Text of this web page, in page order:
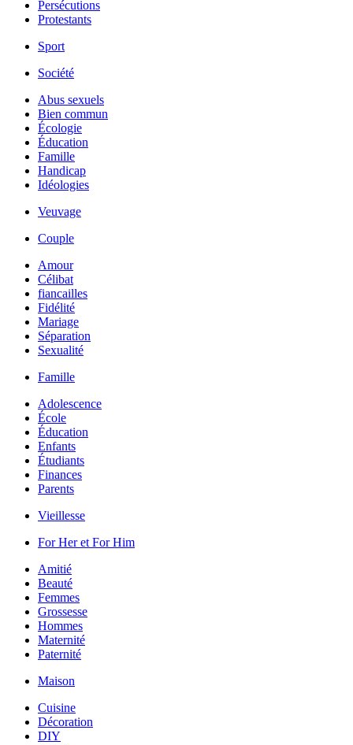
Persécutions
Protestants
Sport
Société
Abus sexuels
Bien commun
Écologie
Éducation
Famille
Handicap
Idéologies
Veuvage
Couple
Amour
Célibat
fiancailles
Fidélité
Mariage
Séparation
Sexualité
Famille
Adolescence
École
Éducation
Enfants
Étudiants
Finances
Parents
Vieillesse
For Her et For Him
Amitié
Beauté
Femmes
Grossesse
Hommes
Maternité
Paternité
Maison
Cuisine
Décoration
DIY